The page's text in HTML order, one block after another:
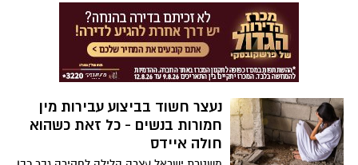
בהקדם״
נעצר חשוד בביצוע עבירות מין
חמורות בנשים - כל זאת כשהוא
חולה איידס